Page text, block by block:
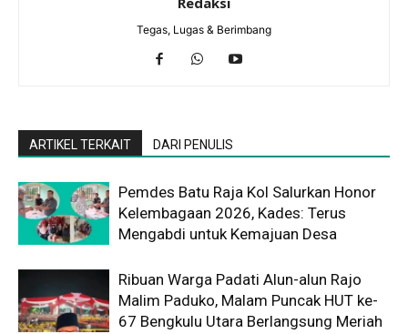
Tegas, Lugas & Berimbang
ARTIKEL TERKAIT DARI PENULIS
Pemdes Batu Raja Kol Salurkan Honor
Kelembagaan 2026, Kades: Terus
Mengabdi untuk Kemajuan Desa
Ribuan Warga Padati Alun-alun Rajo
Malim Paduko, Malam Puncak HUT ke-
67 Bengkulu Utara Berlangsung Meriah